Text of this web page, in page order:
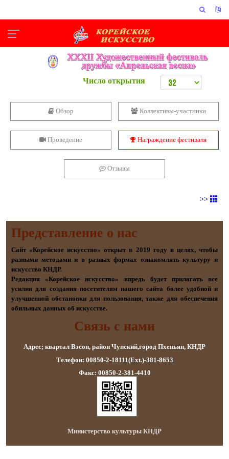
Число открытия
Обзор Коллективы-участники
Проведение Награждение фестиваля
Отзывы
>>
Представление о наc
Сайт «Корейское искусство» открыт в 2019 году в целях, чтобы
разными методами и в разных формах ознакомлять культуру и
искусство КНДР.
Редакция «Корейское искусство» впредь будет прилагать все
усилия для создания посетителям нашего сайта более удобной и
улучшенной обстановки для пользования, также для обеспечения
обильных данных об искусстве.
Связь с нами
Адрес; квартал Вэсон, район Чунский,город Пхеньян, КНДР
Телефон: 00850-2-18111(Ext.)-381-8653
Факс: 00850-2-381-4410
Министерство культуры КНДР